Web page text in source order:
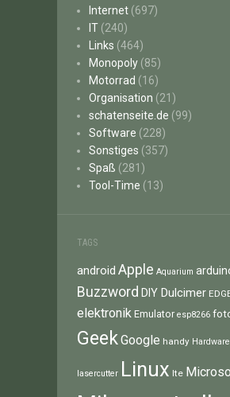
Internet (697)
IT (240)
Links (464)
Monopoly (85)
Motorrad (16)
Organisation (21)
schatenseite.de (99)
Software (228)
Sonstiges (357)
Spaß (281)
Tool-Time (13)
TAGS
android Apple Aquarium
Buzzword DIY Dulcimer
elektronik Emulator esp8266
GeekGoogle handy Hardware
lasercutter Linux lte